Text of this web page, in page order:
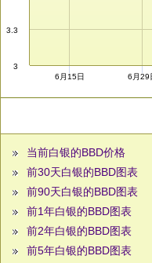
3
3.3
6月15日 6月29
当前白银的BBD价格
前30天白银的BBD图表
前90天白银的BBD图表
前1年白银的BBD图表
前2年白银的BBD图表
前5年白银的BBD图表